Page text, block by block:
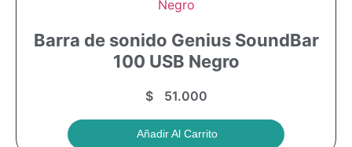
Barra de sonido Genius SoundBar
100 USB Negro
$51.000
Añadir Al Carrito